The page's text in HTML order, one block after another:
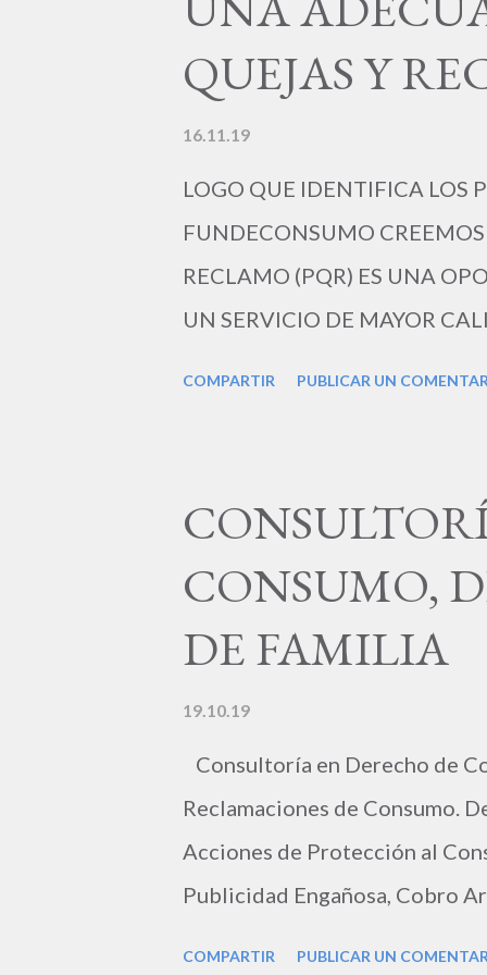
. Acciones de Protección al
Publicidad Engañosa, Cobro
Derechos de Petición.
QUEJAS Y
16.11.19
LOGO QUE IDENTIFICA LOS
FUNDECONSUMO
RECLAMO (PQR) ES UNA
UN SERVICIO DE MAYOR
tienen una buena experiencia
demuestran a través de su
presenta quejas o ha tenido
con 15 o más personas. Por lo
prioridad ya que son ellos
logre el éxito o por el
feliz puede compartir su buena
COMPARTIR PUBLICAR UN
CONSUMO,
DE FAMILIA
19.10.19
Consultoría en Derecho de
Reclamaciones de Consumo.
Acciones de Protección al
Publicidad Engañosa, Cobro
COMPARTIR PUBLICAR UN